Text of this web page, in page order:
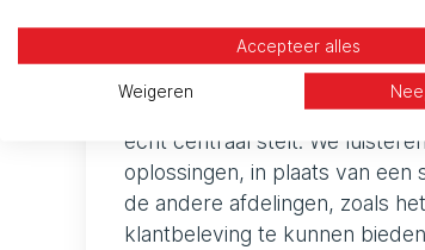
“De komende maanden wil
aantal nieuwe klanten
mijn aandacht vragen. Ik
hun groeiambities te
echt centraal stelt. We
oplossingen, in plaats van
de andere afdelingen, zoals
klantbeleving te kunnen
Accepteer alles
Weigeren